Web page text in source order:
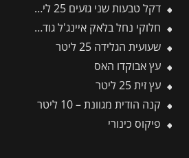
דקל טבעות שני גזעים 25 ליטר
חלוקי נחל בלאק איינג'ל גודל 2 – שק 20 ק״ג
שעועית הגלידה 25 ליטר
עץ אבוקדו האס
עץ זית 25 ליטר
קנה הודית מגוונת – 10 ליטר
פיקוס כינורי